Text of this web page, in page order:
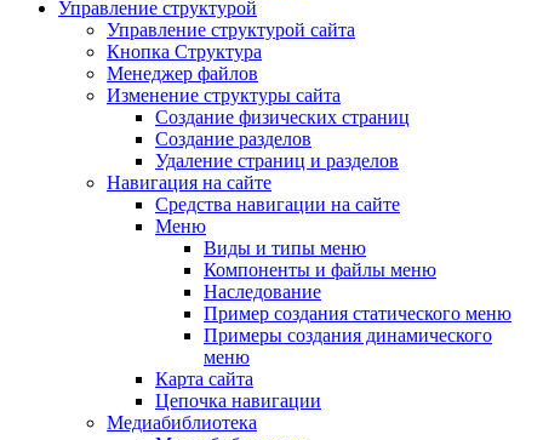
Управление структурой
Управление структурой сайта
Кнопка Структура
Менеджер файлов
Изменение структуры сайта
Создание физических страниц
Создание разделов
Удаление страниц и разделов
Навигация на сайте
Средства навигации на сайте
Меню
Виды и типы меню
Компоненты и файлы меню
Наследование
Пример создания статического меню
Примеры создания динамического
меню
Карта сайта
Цепочка навигации
Медиабиблиотека